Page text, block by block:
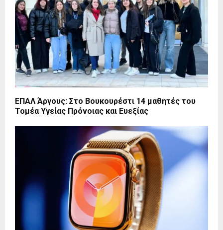
ΕΠΑΛ Άργους: Στο Βουκουρέστι 14 μαθητές του
Τομέα Υγείας Πρόνοιας και Ευεξίας